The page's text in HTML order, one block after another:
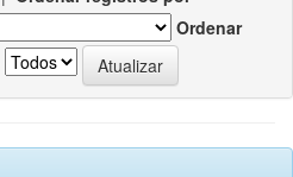
Ordenar